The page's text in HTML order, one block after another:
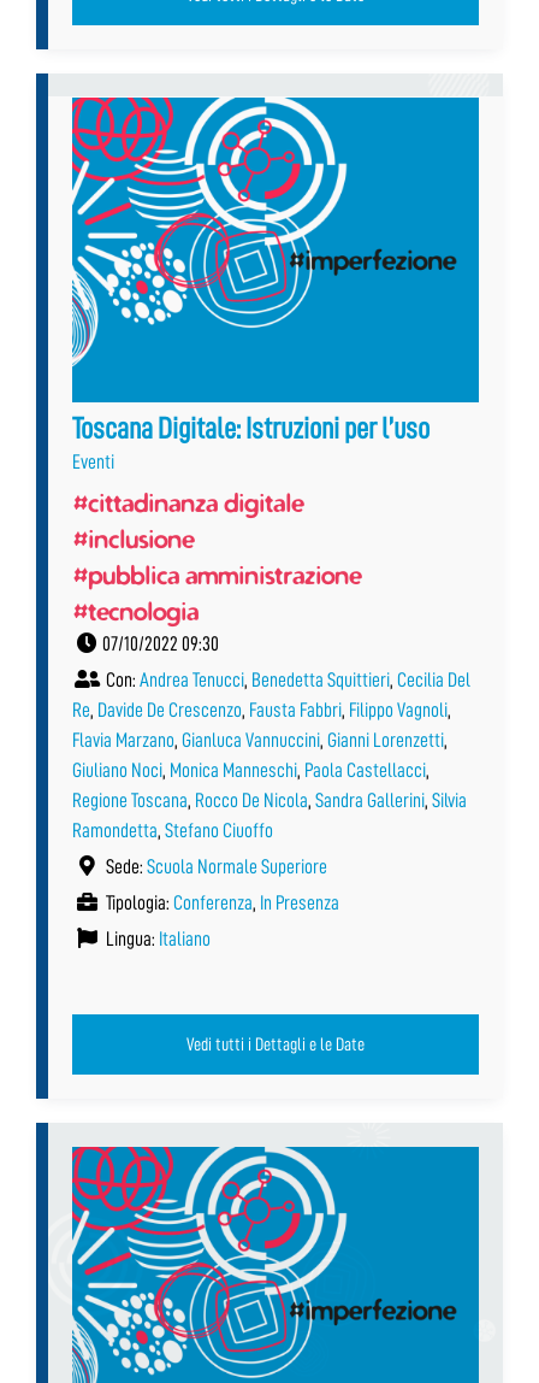
Toscana Digitale: Istruzioni per l’uso
Eventi
#cittadinanza digitale
#inclusione
#pubblica amministrazione
#tecnologia
07/10/2022 09:30
Con: Andrea Tenucci, Benedetta Squittieri, Cecilia Del
Re, Davide De Crescenzo, Fausta Fabbri, Filippo Vagnoli,
Flavia Marzano, Gianluca Vannuccini, Gianni Lorenzetti,
Giuliano Noci, Monica Manneschi, Paola Castellacci,
Regione Toscana, Rocco De Nicola, Sandra Gallerini, Silvia
Ramondetta, Stefano Ciuoffo
Sede: Scuola Normale Superiore
Tipologia: Conferenza, In Presenza
Lingua: Italiano
Vedi tutti i Dettagli e le Date